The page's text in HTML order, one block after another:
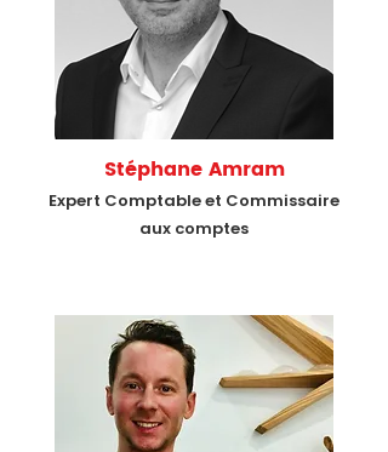
Stéphane Amram
Expert Comptable et Commissaire
aux comptes